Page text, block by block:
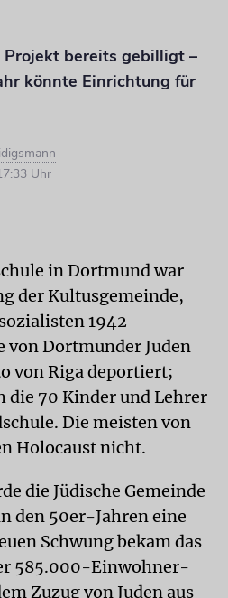
bereits gebilligt –
könnte Einrichtung für
Uhr
in Dortmund war
der Kultusgemeinde,
1942
von Dortmunder Juden
von Riga deportiert;
die 70 Kinder und Lehrer
Die meisten von
Holocaust nicht.
die Jüdische Gemeinde
den 50er-Jahren eine
Schwung bekam das
585.000-Einwohner-
Zuzug von Juden aus